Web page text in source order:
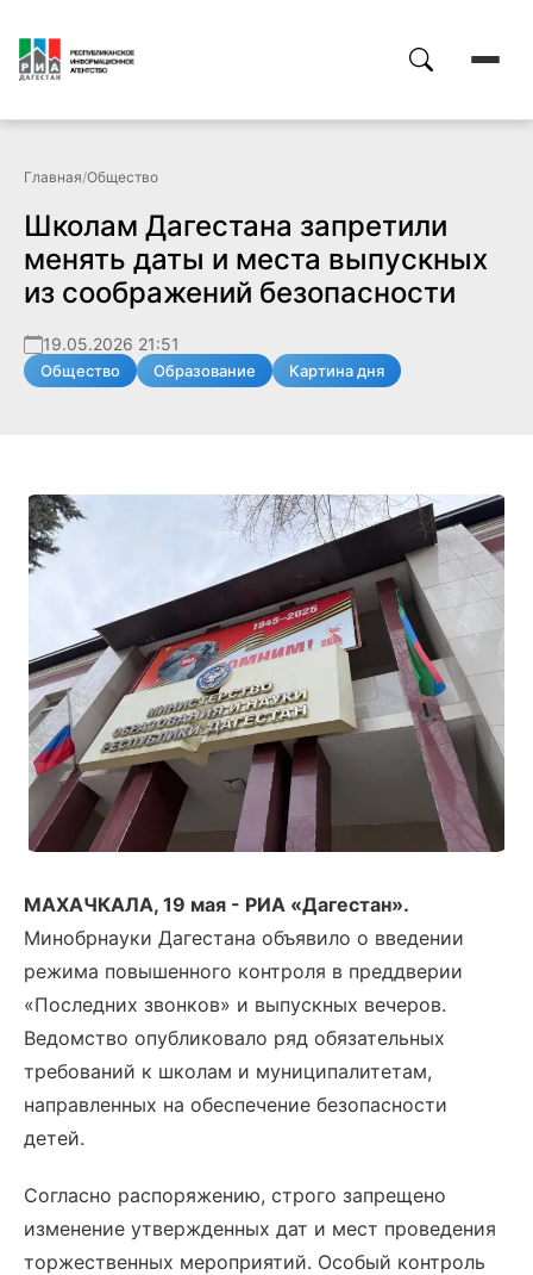
Главная/Общество
Школам Дагестана запретили
менять даты и места выпускных
из соображений безопасности
19.05.2026 21:51
Общество Образование Картина дня
МАХАЧКАЛА, 19 мая - РИА «Дагестан».
Минобрнауки Дагестана объявило о введении
режима повышенного контроля в преддверии
«Последних звонков» и выпускных вечеров.
Ведомство опубликовало ряд обязательных
требований к школам и муниципалитетам,
направленных на обеспечение безопасности
детей.
Согласно распоряжению, строго запрещено
изменение утвержденных дат и мест проведения
торжественных мероприятий. Особый контроль